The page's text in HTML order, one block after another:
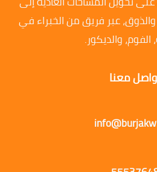
عبر فريق من الخبراء في
الفوم، والديكور.
معنا